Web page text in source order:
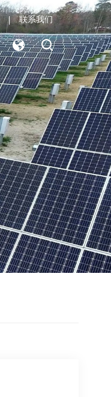
联系我们